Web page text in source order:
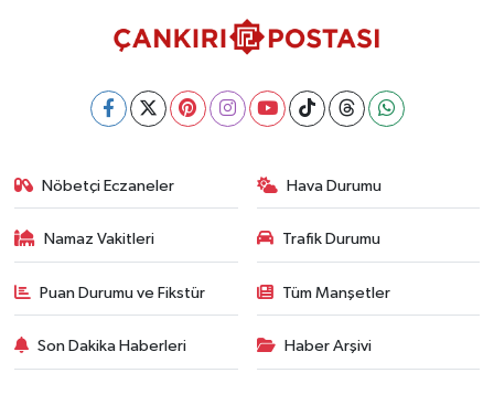
Nöbetçi Eczaneler Hava Durumu
Namaz Vakitleri Trafik Durumu
Puan Durumu ve Fikstür Tüm Manşetler
Son Dakika Haberleri Haber Arşivi